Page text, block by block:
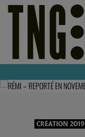
CRÉATION 2019